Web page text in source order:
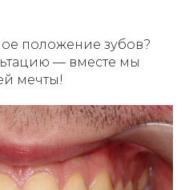
положение зубов?
— вместе мы
мечты!